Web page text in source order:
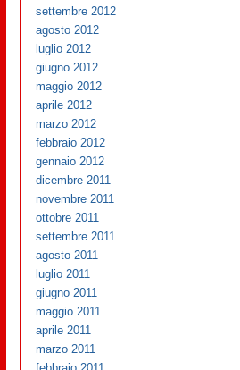
settembre 2012
agosto 2012
luglio 2012
giugno 2012
maggio 2012
aprile 2012
marzo 2012
febbraio 2012
gennaio 2012
dicembre 2011
novembre 2011
ottobre 2011
settembre 2011
agosto 2011
luglio 2011
giugno 2011
maggio 2011
aprile 2011
marzo 2011